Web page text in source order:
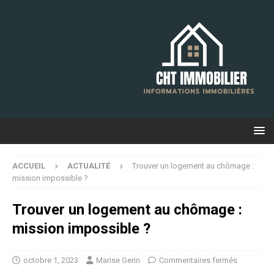
ACCUEIL ACTUALITÉ
Trouver un logement au chômage :
mission impossible ?
Trouver un logement au chômage :
mission impossible ?
octobre 1, 2023 Marise Gerin Commentaires fermés